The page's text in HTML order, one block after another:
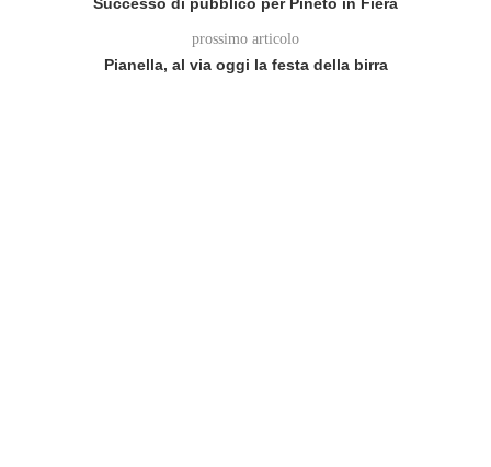
prossimo articolo
Pianella, al via oggi la festa della birra